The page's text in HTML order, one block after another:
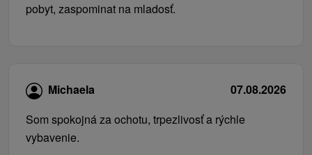
pobyt, zaspominat na mladosť.
Michaela
07.08.2026
Som spokojná za ochotu, trpezlivosť a rýchle
vybavenie.